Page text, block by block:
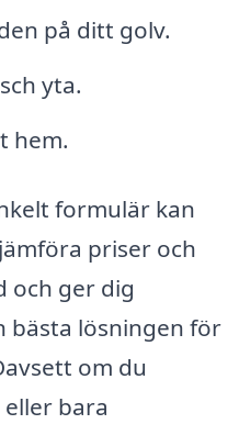
på ditt golv.
yta.
hem.
formulär kan
priser och
och ger dig
bästa lösningen för
om du
bara